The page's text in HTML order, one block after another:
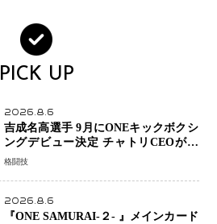
PICK UP
2026.8.6
吉成名高選手 9月にONEキックボクシ
ングデビュー決定 チャトリCEOがサ
プライズ発表 2カ月連続参戦へ
格闘技
2026.8.6
『ONE SAMURAI-２- 』メインカード